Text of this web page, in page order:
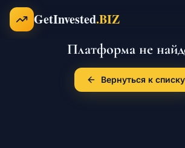
Перейти к содержимому
GetInvested.BIZ
Проекты
Платформа не
Вернуться к списку